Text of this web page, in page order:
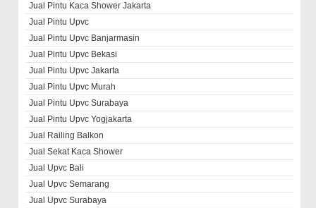
Jual Pintu Kaca Shower Jakarta
Jual Pintu Upvc
Jual Pintu Upvc Banjarmasin
Jual Pintu Upvc Bekasi
Jual Pintu Upvc Jakarta
Jual Pintu Upvc Murah
Jual Pintu Upvc Surabaya
Jual Pintu Upvc Yogjakarta
Jual Railing Balkon
Jual Sekat Kaca Shower
Jual Upvc Bali
Jual Upvc Semarang
Jual Upvc Surabaya